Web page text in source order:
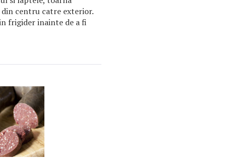
centru catre exterior.
frigider inainte de a fi